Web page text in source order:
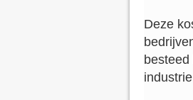
Deze